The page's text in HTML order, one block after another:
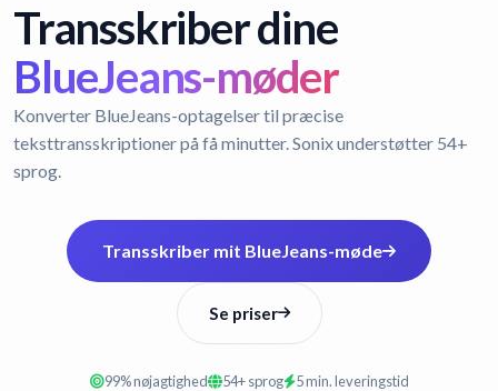
Transskriber dine
BlueJeans-møder
Konverter BlueJeans-optagelser til præcise
teksttransskriptioner på få minutter. Sonix understøtter 54+
sprog.
Transskriber mit BlueJeans-møde
Se priser
99% nøjagtighed 54+ sprog 5 min. leveringstid